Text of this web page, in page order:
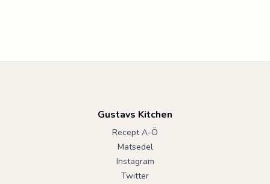
Gustavs Kitchen
Recept A-Ö
Matsedel
Instagram
Twitter